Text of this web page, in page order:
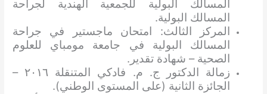
المسالك البولية للجمعية الهندية لجراحة
المسالك البولية.
المركز الثالث: امتحان ماجستير في جراحة
المسالك البولية في جامعة مومباي للعلوم
الصحية – شهادة تقدير.
زمالة الدكتور ج. م. فادكي المتنقلة ٢٠١٦ –
الجائزة الثانية (على المستوى الوطني).